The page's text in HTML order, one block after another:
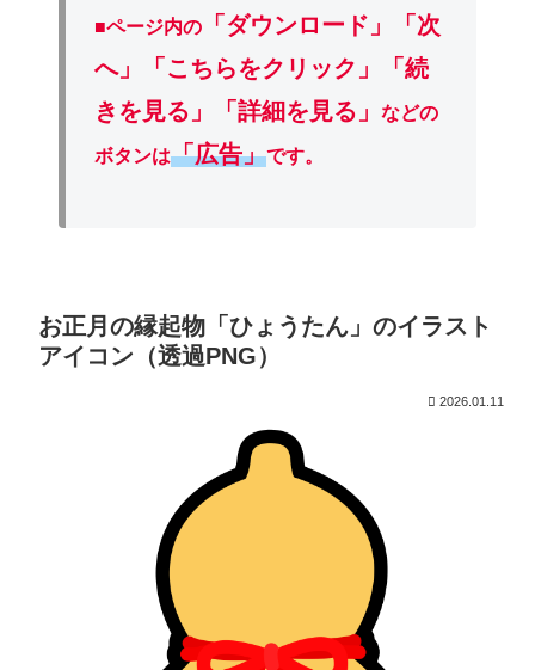
■ページ内の
「ダウンロード」
「次
へ」「こちらをクリック」「続
きを見る」「詳細を見る」などの
ボタンは「広告」です。
お正月の縁起物「ひょうたん」のイラスト
アイコン（透過PNG）
2026.01.11